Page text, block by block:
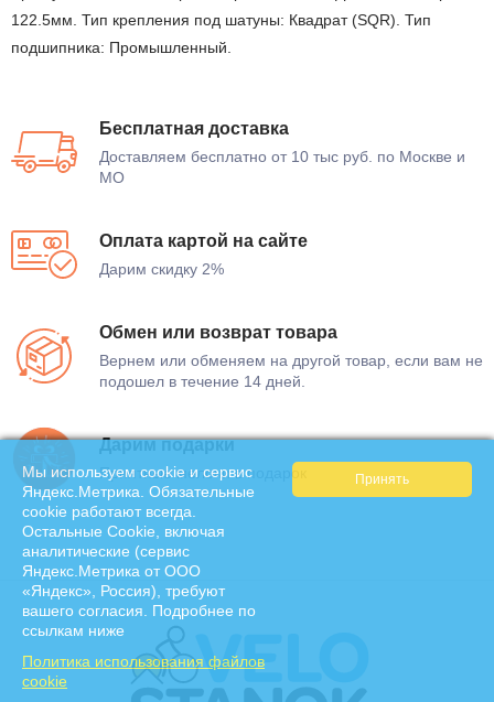
122.5мм. Тип крепления под шатуны: Квадрат (SQR). Тип
подшипника: Промышленный.
Бесплатная доставка
Доставляем бесплатно от 10 тыс руб. по Москве и
МО
Оплата картой на сайте
Дарим скидку 2%
Обмен или возврат товара
Вернем или обменяем на другой товар, если вам не
подошел в течение 14 дней.
Дарим подарки
Приятные мелочи в подарок
Мы используем cookie и сервис
Яндекс.Метрика. Обязательные
cookie работают всегда.
Остальные Сookie, включая
аналитические (сервис
Яндекс.Метрика от ООО
«Яндекс», Россия), требуют
вашего согласия. Подробнее по
ссылкам ниже
Политика использования файлов
cookie